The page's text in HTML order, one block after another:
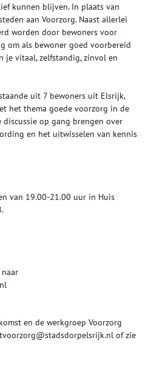
kunnen blijven. In plaats van
aan Voorzorg. Naast allerlei
worden door bewoners voor
om als bewoner goed voorbereid
je vitaal, zelfstandig, zinvol en
uit 7 bewoners uit Elsrijk,
het thema goede voorzorg in de
op gang brengen over
en het uitwisselen van kennis
van 19.00-21.00 uur in Huis
en de werkgroep Voorzorg
of zie